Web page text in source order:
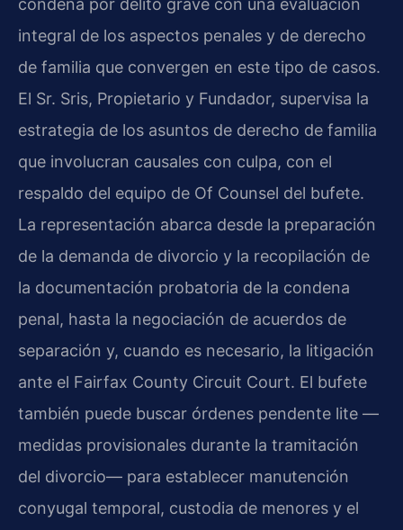
condena por delito grave con una evaluación
integral de los aspectos penales y de derecho
de familia que convergen en este tipo de casos.
El Sr. Sris, Propietario y Fundador, supervisa la
estrategia de los asuntos de derecho de familia
que involucran causales con culpa, con el
respaldo del equipo de Of Counsel del bufete.
La representación abarca desde la preparación
de la demanda de divorcio y la recopilación de
la documentación probatoria de la condena
penal, hasta la negociación de acuerdos de
separación y, cuando es necesario, la litigación
ante el Fairfax County Circuit Court. El bufete
también puede buscar órdenes pendente lite —
medidas provisionales durante la tramitación
del divorcio— para establecer manutención
conyugal temporal, custodia de menores y el